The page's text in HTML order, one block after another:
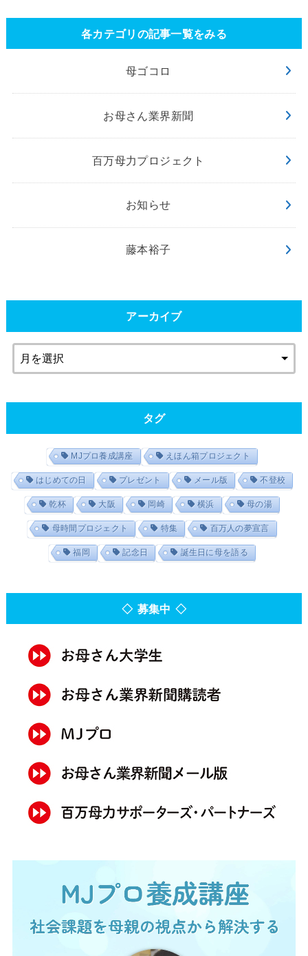
各カテゴリの記事一覧をみる
母ゴコロ
お母さん業界新聞
百万母力プロジェクト
お知らせ
藤本裕子
アーカイブ
タグ
MJプロ養成講座 えほん箱プロジェクト
はじめての日 プレゼント メール版 不登校
乾杯 大阪 岡崎 横浜 母の湯
母時間プロジェクト 特集 百万人の夢宣言
福岡 記念日 誕生日に母を語る
◇ 募集中 ◇